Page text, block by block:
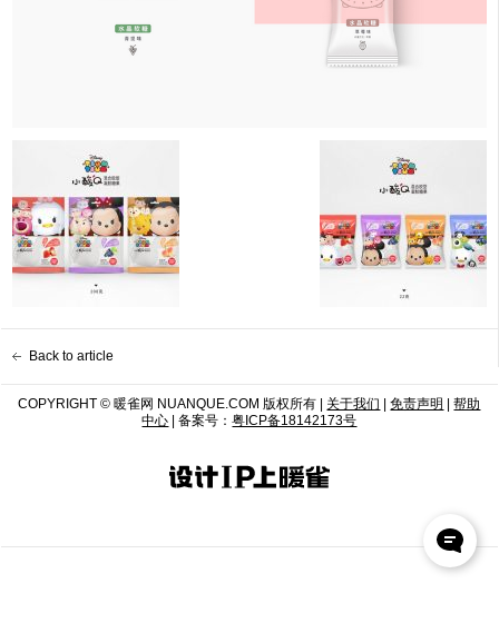
Back to article
COPYRIGHT © 暖雀网 NUANQUE.COM 版权所有 | 关于我们 |免责声明 |帮助
中心 | 备案号：粤ICP备18142173号